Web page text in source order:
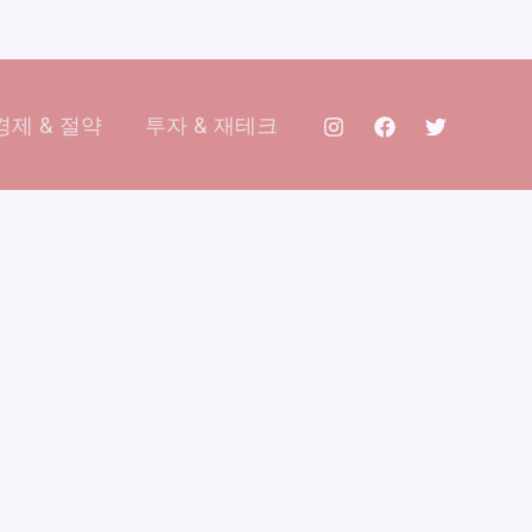
제 & 절약 투자 & 재테크